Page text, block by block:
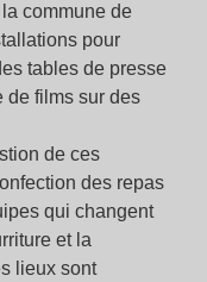
commune de
pour
tables de presse
de films sur des
de ces
des repas
qui changent
et la
lieux sont